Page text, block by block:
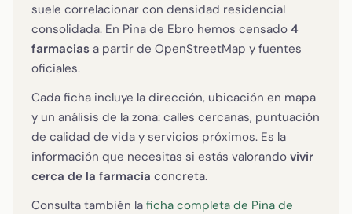
suele correlacionar con densidad residencial
consolidada. En Pina de Ebro hemos censado 4
farmacias a partir de OpenStreetMap y fuentes
oficiales.
Cada ficha incluye la dirección, ubicación en mapa
y un análisis de la zona: calles cercanas, puntuación
de calidad de vida y servicios próximos. Es la
información que necesitas si estás valorando vivir
cerca de la farmacia concreta.
Consulta también la ficha completa de Pina de